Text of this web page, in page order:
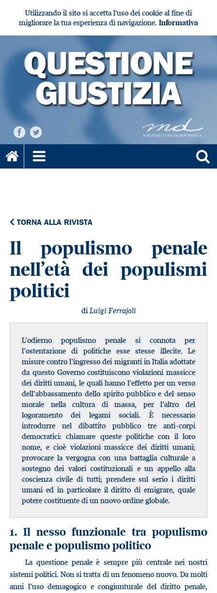
Utilizzando il sito si accetta l'uso dei cookie al fine di
migliorare la tua esperienza di navigazione. Informativa
TORNA ALLA RIVISTA
Il populismo penale
nell’età dei populismi
politici
diLuigi Ferrajoli
L’odierno populismo penale si connota per
l’ostentazione di politiche esse stesse illecite. Le
misure contro l’ingresso dei migranti in Italia adottate
da questo Governo costituiscono violazioni massicce
dei diritti umani, le quali hanno l’effetto per un verso
dell’abbassamento dello spirito pubblico e del senso
morale nella cultura di massa, per l’altro del
logoramento dei legami sociali. È necessario
introdurre nel dibattito pubblico tre anti-corpi
democratici: chiamare queste politiche con il loro
nome, e cioè violazioni massicce dei diritti umani;
provocare la vergogna con una battaglia culturale a
sostegno dei valori costituzionali e un appello alla
coscienza civile di tutti; prendere sul serio i diritti
umani ed in particolare il diritto di emigrare, quale
potere costituente di un nuovo ordine globale.
1. Il nesso funzionale tra populismo
penale e populismo politico
La questione penale è sempre più centrale nei nostri
sistemi politici. Non si tratta di un fenomeno nuovo. Da molti
anni l’uso demagogico e congiunturale del diritto penale,